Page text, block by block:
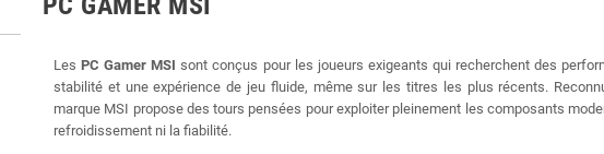
LesPC Gamer MSI sont conçus pour les joueurs exigeants qui recherchent des
stabilité et une expérience de jeu fluide, même sur les titres les plus récents.
marque MSI propose des tours pensées pour exploiter pleinement les composants
refroidissement ni la fiabilité.